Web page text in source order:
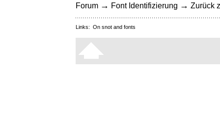
Forum → Font Identifizierung → Zurück
Links: On snot and fonts